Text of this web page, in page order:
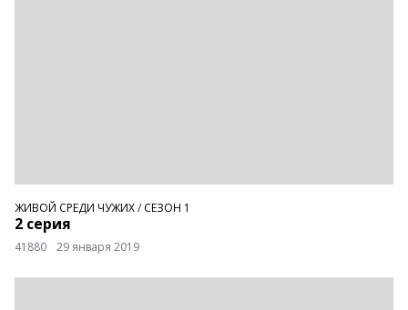
ЖИВОЙ СРЕДИ ЧУЖИХ/ СЕЗОН 1
2 серия
41880 29 января 2019